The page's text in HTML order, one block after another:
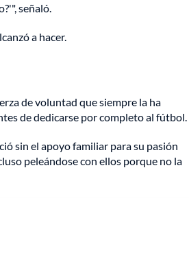
señaló.
a hacer.
de voluntad que siempre la ha
de dedicarse por completo al fútbol.
sin el apoyo familiar para su pasión
peleándose con ellos porque no la